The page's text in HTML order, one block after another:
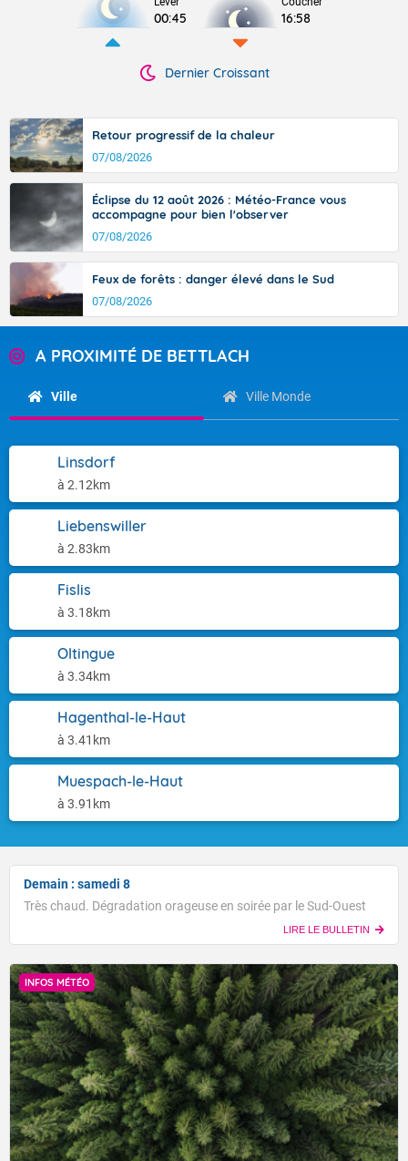
00:45 16:58
Dernier Croissant
Retour progressif de la chaleur
07/08/2026
Éclipse du 12 août 2026 : Météo-France vous
accompagne pour bien l'observer
07/08/2026
Feux de forêts : danger élevé dans le Sud
07/08/2026
A PROXIMITÉ DE BETTLACH
Ville Ville Monde
Linsdorf
à 2.12km
Liebenswiller
à 2.83km
Fislis
à 3.18km
Oltingue
à 3.34km
Hagenthal-le-Haut
à 3.41km
Muespach-le-Haut
à 3.91km
Demain : samedi 8
Très chaud. Dégradation orageuse en soirée par le Sud-Ouest
LIRE LE BULLETIN
INFOS MÉTÉO